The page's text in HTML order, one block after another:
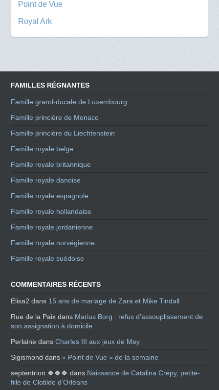
Point de Vue
Royal Ark
FAMILLES RÉGNANTES
Famille grand-ducale de Luxembourg
Famille princière de Monaco
Famille princière du Liechtenstein
Famille royale belge
Famille royale britannique
Famille royale danoise
Famille royale espagnole
Famille royale hollandaise
Famille royale jordanienne
Famille royale norvégienne
Famille royale suédoise
COMMENTAIRES RÉCENTS
Elisa2 dans 15 ans de mariage de Zara et Mike Tindall
Rue de la Paix dans Marius Borg : refus d’assouplissement de
son assignation à domicile
Perlaine dansCharles III aux jeux de Mey
Sigismond dans« Point de Vue » de la semaine
septentrion 🍀🍀🍀 dans Naissance de Catalina Crépy, petite-
fille de Clotilde d’Orléans